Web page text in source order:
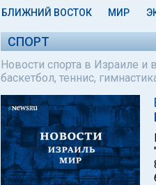
БЛИЖНИЙ ВОСТОК МИР
СПОРТ
Новости спорта в Израиле
баскетбол, теннис,